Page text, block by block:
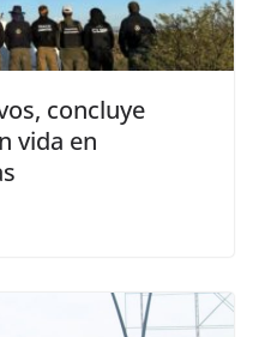
concluye
vida en